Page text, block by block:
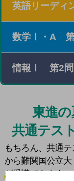
英語リーデ
３つの素材を読
の条件に従って
数学Ⅰ・A
xの値の範囲とそ
がさまざまな形
情報Ⅰ 第2
テム」を題材に
東進
共通テス
もちろん、共通
から難関国公立
が受講できます。